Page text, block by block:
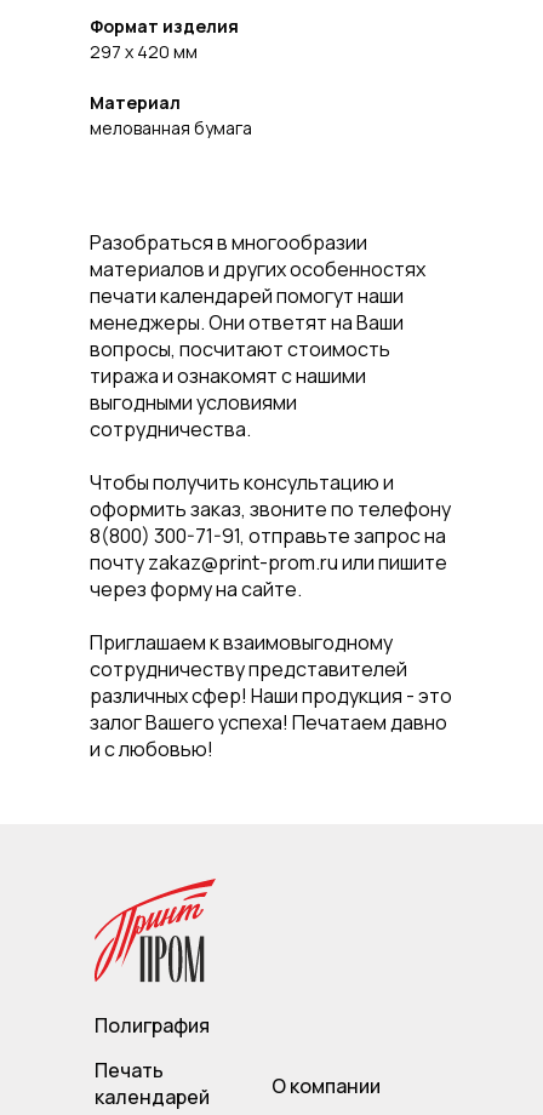
Формат изделия
297 х 420 мм
Материал
мелованная бумага
Разобраться в многообразии
материалов и других особенностях
печати календарей помогут наши
менеджеры. Они ответят на Ваши
вопросы, посчитают стоимость
тиража и ознакомят с нашими
выгодными условиями
сотрудничества.
Чтобы получить консультацию и
оформить заказ, звоните по телефону
8(800) 300-71-91, отправьте запрос на
почту zakaz@print-prom.ru или пишите
через форму на сайте.
Приглашаем к взаимовыгодному
сотрудничеству представителей
различных сфер! Наши продукция - это
залог Вашего успеха! Печатаем давно
и с любовью!
Полиграфия
Печать
календарей
О компании